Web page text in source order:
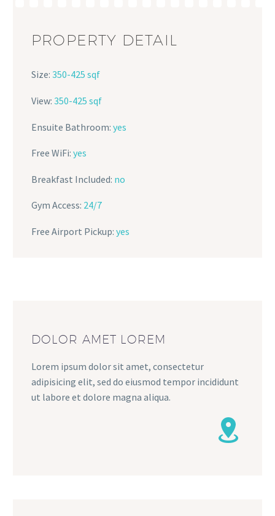
PROPERTY DETAIL
Size: 350-425 sqf
View: 350-425 sqf
Ensuite Bathroom: yes
Free WiFi: yes
Breakfast Included: no
Gym Access: 24/7
Free Airport Pickup: yes
DOLOR AMET LOREM
Lorem ipsum dolor sit amet, consectetur
adipisicing elit, sed do eiusmod tempor incididunt
ut labore et dolore magna aliqua.

